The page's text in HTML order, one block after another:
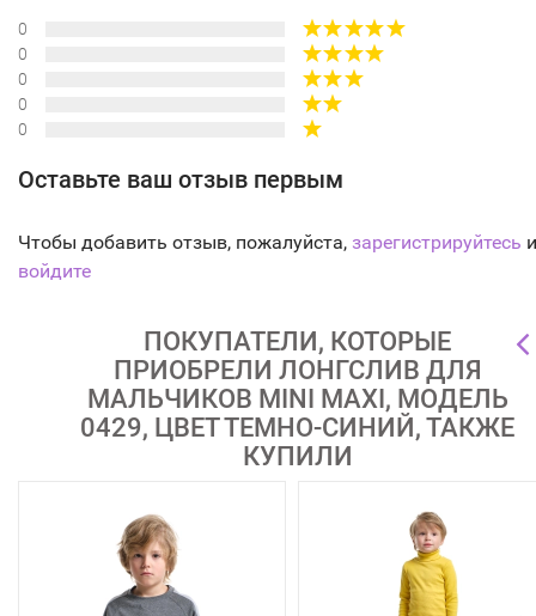
0
0
0
0
0
Оставьте ваш отзыв первым
Чтобы добавить отзыв, пожалуйста, зарегистрируйтесь
войдите
ПОКУПАТЕЛИ, КОТОРЫЕ
ПРИОБРЕЛИ ЛОНГСЛИВ ДЛЯ
МАЛЬЧИКОВ MINI MAXI, МОДЕЛЬ
0429, ЦВЕТ ТЕМНО-СИНИЙ, ТАКЖЕ
КУПИЛИ